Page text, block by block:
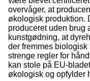
overvåger, at
økologisk produktion.
produceret uden
kunstgødning, at
der fremmes
strenge regler for
kan stole på EU-
økologisk og opfylder